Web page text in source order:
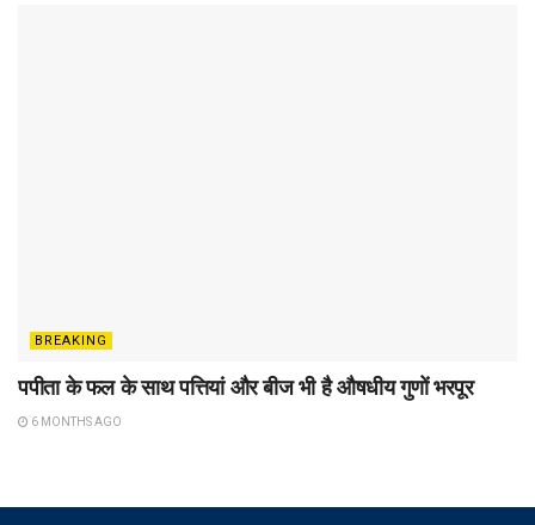
BREAKING
पपीता के फल के साथ पत्तियां और बीज भी है औषधीय गुणों भरपूर
6 MONTHS AGO